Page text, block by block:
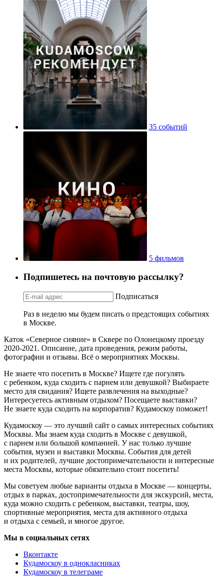
35 событий
5 фильмов
Подпишетесь на почтовую рассылку?
Подписаться
Раз в неделю мы будем писать о предстоящих событиях
в Москве.
Каток «Северное сияние» в Сквере по Олонецкому проезду
2020-2021. Описание, дата проведения, режим работы,
фотографии и отзывы. Всё о мероприятиях Москвы.
Не знаете что посетить в Москве? Ищете где погулять
с ребенком, куда сходить с парнем или девушкой? Выбираете
место для свидания? Ищете развлечения на выходные?
Интересуетесь активным отдыхом? Посещаете выставки?
Не знаете куда сходить на корпоратив? Кудамоскоу поможет!
Кудамоскоу — это лучший сайт о самых интересных событиях
Москвы. Мы знаем куда сходить в Москве с девушкой,
с парнем или большой компанией. У нас только лучшие
события, музеи и выставки Москвы. События для детей
и их родителей, лучшие достопримечательности и интересные
места Москвы, которые обязательно стоит посетить!
Мы советуем любые варианты отдыха в Москве — концерты,
отдых в парках, достопримечательности для экскурсий, места,
куда можно сходить с ребенком, выставки, театры, шоу,
спортивные мероприятия, места для активного отдыха
и отдыха с семьей, и многое другое.
Мы в социальных сетях
Вконтакте
Кудамоскоу в однокласниках
Кудамоскоу в телеграме